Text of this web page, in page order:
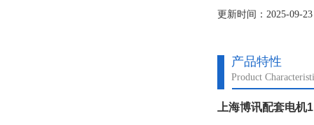
更新时间：2025-09-23
产品特性
Product
上海博讯配套电机